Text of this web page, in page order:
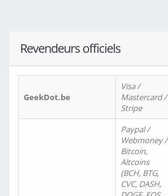
Revendeurs officiels
GeekDot.be
Visa /
Mastercard /
Stripe
Paypal /
Webmoney /
Bitcoin,
Altcoins
(BCH, BTG,
CVC, DASH,